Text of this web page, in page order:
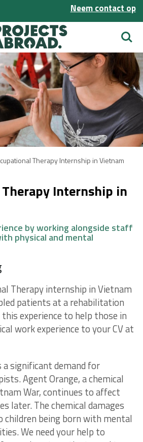
Neem contact op
Zoek
Therapy Internship in Vietnam
Internship in
by working alongside staff
physical and mental
Therapy internship in Vietnam
patients at a rehabilitation
this experience to help those in
work experience to your CV at
significant demand for
Agent Orange, a chemical
War, continues to affect
later. The chemical damages
children being born with mental
We need your help to